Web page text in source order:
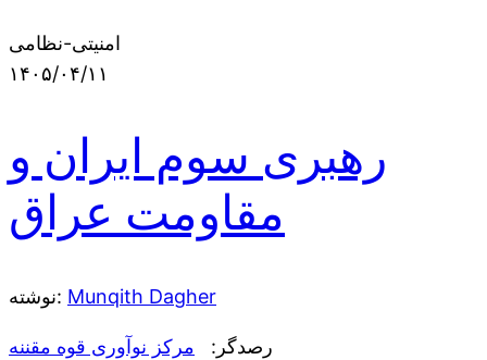
امنیتی-نظامی
۱۴۰۵/۰۴/۱۱
رهبری سوم ایران و
مقاومت عراق
نوشته: Munqith Dagher
رصدگر: مرکز نوآوری قوه مقننه